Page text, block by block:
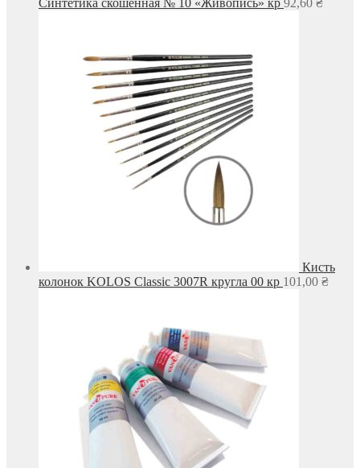
Кисть
колонок KOLOS Classic 3007R кругла 00 кр 101,00 ₴